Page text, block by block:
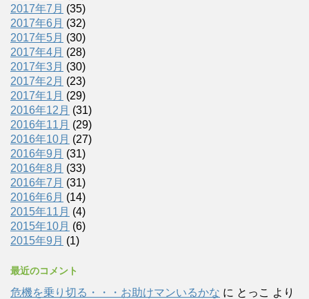
2017年7月 (35)
2017年6月 (32)
2017年5月 (30)
2017年4月 (28)
2017年3月 (30)
2017年2月 (23)
2017年1月 (29)
2016年12月 (31)
2016年11月 (29)
2016年10月 (27)
2016年9月 (31)
2016年8月 (33)
2016年7月 (31)
2016年6月 (14)
2015年11月 (4)
2015年10月 (6)
2015年9月 (1)
最近のコメント
危機を乗り切る・・・お助けマンいるかな に とっこ より